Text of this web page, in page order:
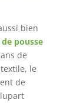
bien
pousse
de
le
de